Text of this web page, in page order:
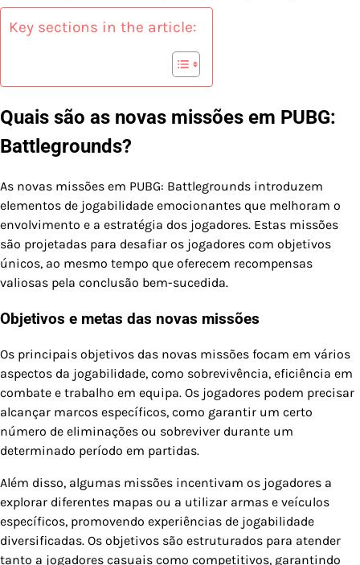
Key sections in the article:
Quais são as novas missões em PUBG:
Battlegrounds?
As novas missões em PUBG: Battlegrounds introduzem
elementos de jogabilidade emocionantes que melhoram o
envolvimento e a estratégia dos jogadores. Estas missões
são projetadas para desafiar os jogadores com objetivos
únicos, ao mesmo tempo que oferecem recompensas
valiosas pela conclusão bem-sucedida.
Objetivos e metas das novas missões
Os principais objetivos das novas missões focam em vários
aspectos da jogabilidade, como sobrevivência, eficiência em
combate e trabalho em equipa. Os jogadores podem precisar
alcançar marcos específicos, como garantir um certo
número de eliminações ou sobreviver durante um
determinado período em partidas.
Além disso, algumas missões incentivam os jogadores a
explorar diferentes mapas ou a utilizar armas e veículos
específicos, promovendo experiências de jogabilidade
diversificadas. Os objetivos são estruturados para atender
tanto a jogadores casuais como competitivos, garantindo